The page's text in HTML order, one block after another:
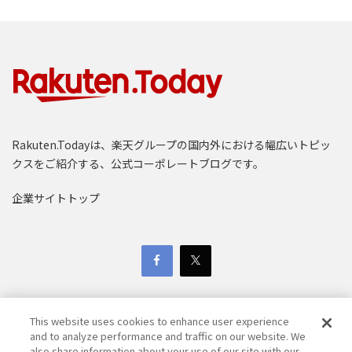
Rakuten.Todayは、楽天グループの国内外における幅広いトピッ
クスをご紹介する、公式コーポレートブログです。
企業サイトトップ
This website uses cookies to enhance user experience
and to analyze performance and traffic on our website. We